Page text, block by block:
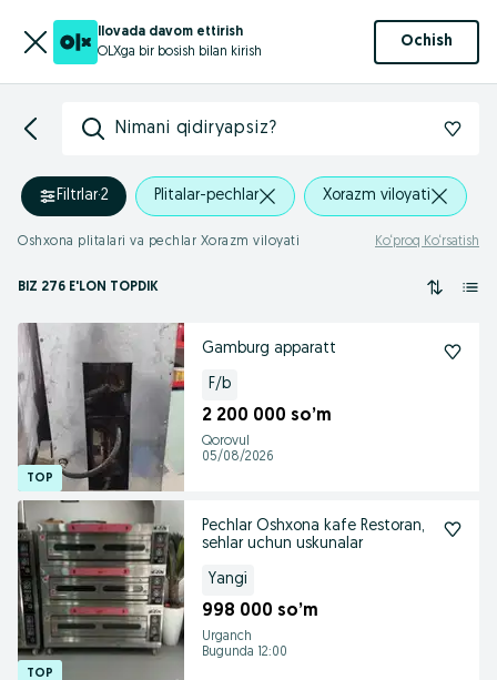
Ilovada davom ettirish
OLXga bir bosish bilan kirish
Ochish
Nimani qidiryapsiz?
Filtrlar·2 Plitalar-pechlar Xorazm viloyati
Oshxona plitalari va pechlar Xorazm viloyati Ko‘proq Ko‘rsatish
BIZ 276 E'LON TOPDIK
Gamburg apparatt
F/b
2 200 000 so’m
Qorovul
05/08/2026
Pechlar Oshxona kafe Restoran,
sehlar uchun uskunalar
Yangi
998 000 so’m
Urganch
Bugunda 12:00